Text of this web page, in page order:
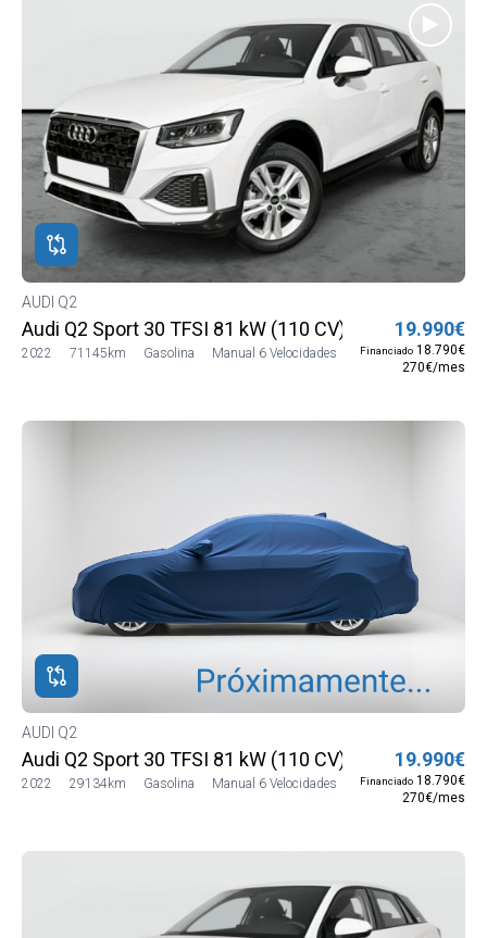
AUDI Q2
Audi Q2 Sport 30 TFSI 81 kW (110 CV)
2022 71145km Gasolina Manual 6 Velocidades
19.990€
Financiado 18.790€
270€/mes
AUDI Q2
Audi Q2 Sport 30 TFSI 81 kW (110 CV)
2022 29134km Gasolina Manual 6 Velocidades
19.990€
Financiado 18.790€
270€/mes